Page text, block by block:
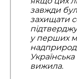
завжди
захищати
у перших
вижила.